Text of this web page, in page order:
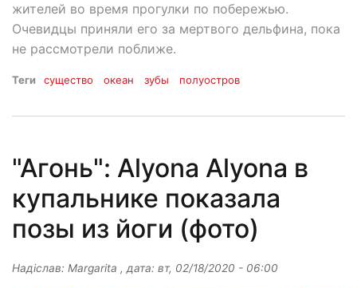
жителей во время прогулки по побережью.
Очевидцы приняли его за мертвого дельфина, пока
не рассмотрели поближе.
Теги существо океан зубы полуостров
"Агонь": Alyona Alyona в
купальнике показала
позы из йоги (фото)
Надіслав: Margarita , дата: вт, 02/18/2020 - 06:00